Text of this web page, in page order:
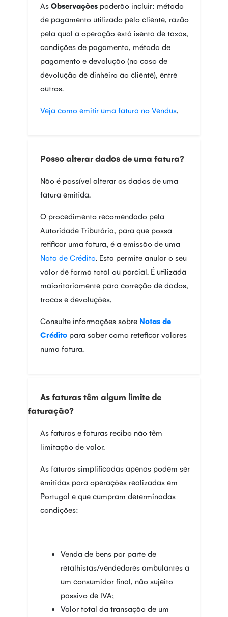
As Observações poderão incluir: método
de pagamento utilizado pelo cliente, razão
pela qual a operação está isenta de taxas,
condições de pagamento, método de
pagamento e devolução (no caso de
devolução de dinheiro ao cliente), entre
outros.
Veja como emitir uma fatura no Vendus.
Posso alterar dados de uma fatura?
Não é possível alterar os dados de uma
fatura emitida.
O procedimento recomendado pela
Autoridade Tributária, para que possa
retificar uma fatura, é a emissão de uma
Nota de Crédito. Esta permite anular o seu
valor de forma total ou parcial. É utilizada
maioritariamente para correção de dados,
trocas e devoluções.
Consulte informações sobre Notas de
Crédito para saber como reteficar valores
numa fatura.
As faturas têm algum limite de
faturação?
As faturas e faturas recibo não têm
limitação de valor.
As faturas simplificadas apenas podem ser
emitidas para operações realizadas em
Portugal e que cumpram determinadas
condições:
Venda de bens por parte de
retalhistas/vendedores ambulantes a
um consumidor final, não sujeito
passivo de IVA;
Valor total da transação de um